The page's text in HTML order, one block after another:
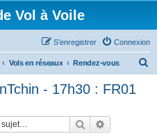
Vol à Voile
Connexion
S’enregistrer
Vols en réseaux Rendez-vous
- 17h30 : FR01
Rechercher